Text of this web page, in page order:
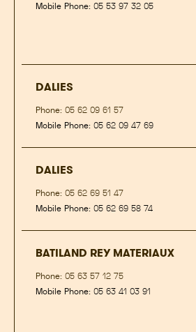
Mobile Phone: 05 53 97 32 05
DALIES
Phone: 05 62 09 61 57
Mobile Phone: 05 62 09 47 69
DALIES
Phone: 05 62 69 51 47
Mobile Phone: 05 62 69 58 74
BATILAND REY MATERIAUX
Phone: 05 63 57 12 75
Mobile Phone: 05 63 41 03 91